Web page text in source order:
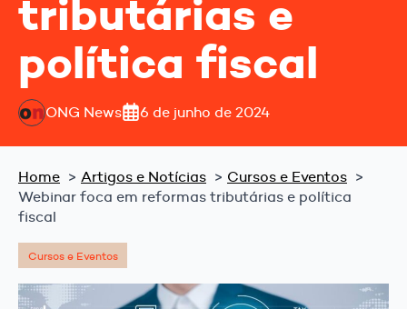
tributárias e
política fiscal
ONG News 6 de junho de 2024
Home Artigos e Notícias
Cursos e Eventos
Webinar foca em reformas tributárias e política
fiscal
Cursos e Eventos